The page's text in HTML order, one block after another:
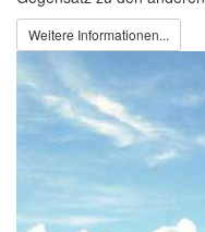
Weitere Informationen...